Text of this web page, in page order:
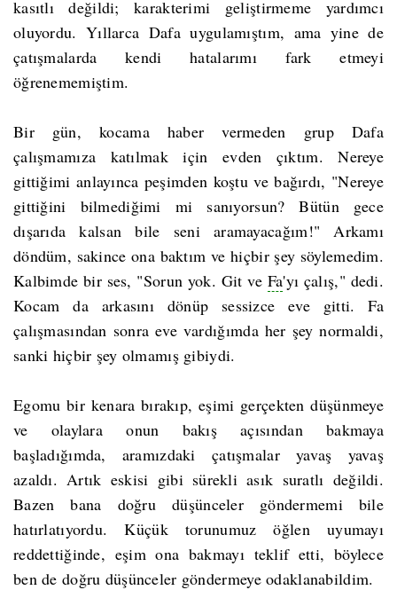
kasıtlı değildi; karakterimi geliştirmeme yardımcı
oluyordu. Yıllarca Dafa uygulamıştım, ama yine de
çatışmalarda kendi hatalarımı fark etmeyi
öğrenememiştim.
Bir gün, kocama haber vermeden grup Dafa
çalışmamıza katılmak için evden çıktım. Nereye
gittiğimi anlayınca peşimden koştu ve bağırdı, "Nereye
gittiğini bilmediğimi mi sanıyorsun? Bütün gece
dışarıda kalsan bile seni aramayacağım!" Arkamı
döndüm, sakince ona baktım ve hiçbir şey söylemedim.
Kalbimde bir ses, "Sorun yok. Git ve Fa'yı çalış," dedi.
Kocam da arkasını dönüp sessizce eve gitti. Fa
çalışmasından sonra eve vardığımda her şey normaldi,
sanki hiçbir şey olmamış gibiydi.
Egomu bir kenara bırakıp, eşimi gerçekten düşünmeye
ve olaylara onun bakış açısından bakmaya
başladığımda, aramızdaki çatışmalar yavaş yavaş
azaldı. Artık eskisi gibi sürekli asık suratlı değildi.
Bazen bana doğru düşünceler göndermemi bile
hatırlatıyordu. Küçük torunumuz öğlen uyumayı
reddettiğinde, eşim ona bakmayı teklif etti, böylece
ben de doğru düşünceler göndermeye odaklanabildim.